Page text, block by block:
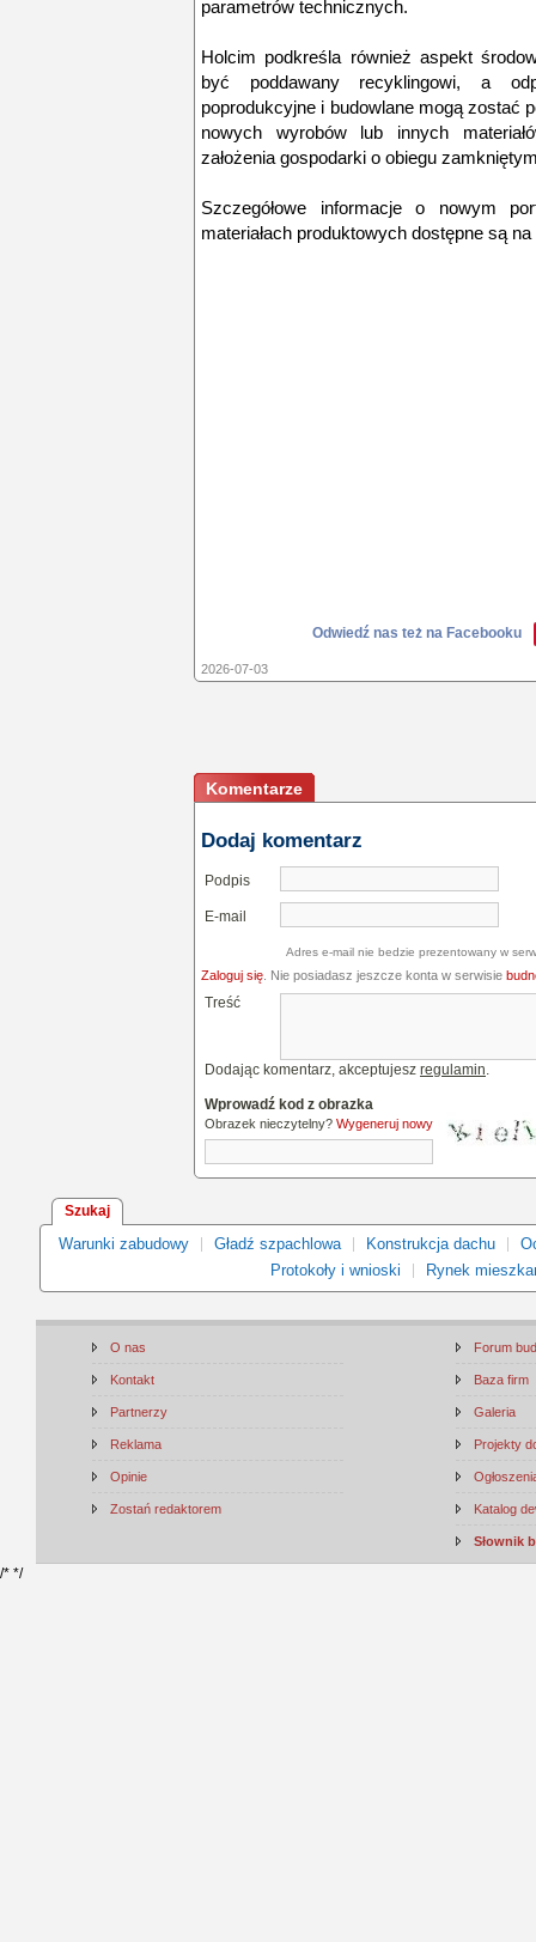
parametrów technicznych.
Holcim podkreśla również aspekt
być poddawany recyklingowi, a
poprodukcyjne i budowlane mogą zostać
nowych wyrobów lub innych
założenia gospodarki o obiegu
Szczegółowe informacje o nowym
materiałach produktowych dostępne są
Odwiedź nas też na Facebooku
2026-07-03
Komentarze
Dodaj komentarz
Podpis
E-mail
Adres e-mail nie bedzie prezentowany w
Zaloguj się . Nie posiadasz jeszcze konta w serwisie
Treść
Dodając komentarz, akceptujesz regulamin.
Wprowadź kod z obrazka
Obrazek nieczytelny? Wygeneruj nowy
Szukaj
Warunki zabudowy Gładź szpachlowa Konstrukcja dachu
Protokoły i wnioski
Rynek
O nas
Kontakt
Partnerzy
Reklama
Opinie
Zostań redaktorem
Forum
Baza firm
Galeria
Projekty
Katalog
Słownik
/* */